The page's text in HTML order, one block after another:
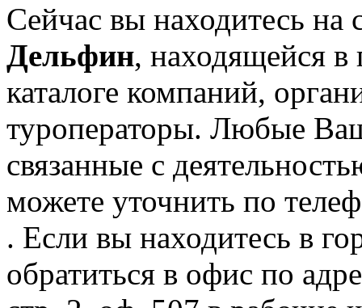
Сейчас вы находитесь на
Дельфин, находящейся
каталоге компаний,
туроператоры. Любые
связанные с
можете уточнить по
. Если вы находитесь в
обратиться в офис по